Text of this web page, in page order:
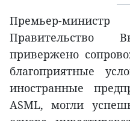
Премьер-
Правительство
привержено
благоприятные
иностранные
ASML, могли